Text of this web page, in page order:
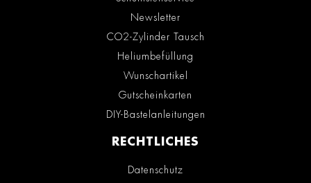
Newsletter
CO2-Zylinder Tausch
Heliumbefüllung
Wunschartikel
Gutscheinkarten
DIY-Bastelanleitungen
RECHTLICHES
Datenschutz